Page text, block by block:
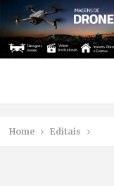
Home Editais